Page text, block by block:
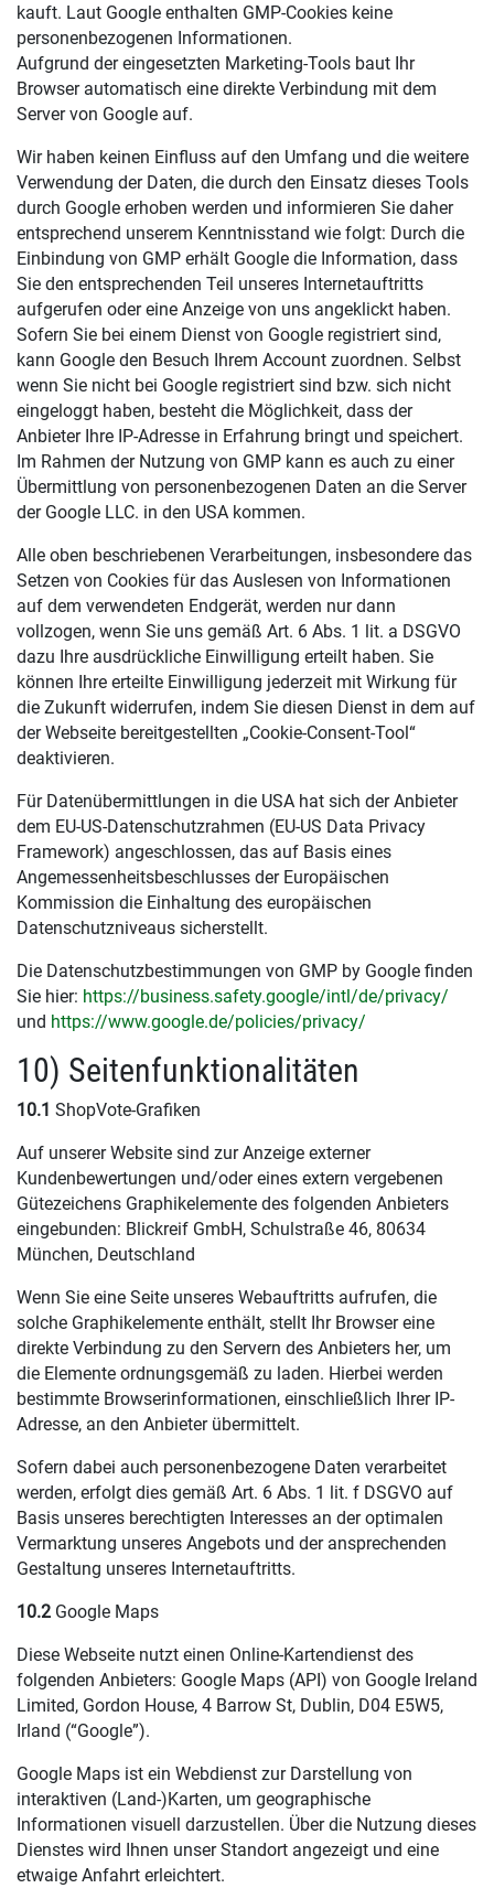
kauft. Laut Google enthalten GMP-Cookies keine
personenbezogenen Informationen.
Aufgrund der eingesetzten Marketing-Tools baut Ihr
Browser automatisch eine direkte Verbindung mit dem
Server von Google auf.
Wir haben keinen Einfluss auf den Umfang und die weitere
Verwendung der Daten, die durch den Einsatz dieses Tools
durch Google erhoben werden und informieren Sie daher
entsprechend unserem Kenntnisstand wie folgt: Durch die
Einbindung von GMP erhält Google die Information, dass
Sie den entsprechenden Teil unseres Internetauftritts
aufgerufen oder eine Anzeige von uns angeklickt haben.
Sofern Sie bei einem Dienst von Google registriert sind,
kann Google den Besuch Ihrem Account zuordnen. Selbst
wenn Sie nicht bei Google registriert sind bzw. sich nicht
eingeloggt haben, besteht die Möglichkeit, dass der
Anbieter Ihre IP-Adresse in Erfahrung bringt und speichert.
Im Rahmen der Nutzung von GMP kann es auch zu einer
Übermittlung von personenbezogenen Daten an die Server
der Google LLC. in den USA kommen.
Alle oben beschriebenen Verarbeitungen, insbesondere das
Setzen von Cookies für das Auslesen von Informationen
auf dem verwendeten Endgerät, werden nur dann
vollzogen, wenn Sie uns gemäß Art. 6 Abs. 1 lit. a DSGVO
dazu Ihre ausdrückliche Einwilligung erteilt haben. Sie
können Ihre erteilte Einwilligung jederzeit mit Wirkung für
die Zukunft widerrufen, indem Sie diesen Dienst in dem auf
der Webseite bereitgestellten „Cookie-Consent-Tool“
deaktivieren.
Für Datenübermittlungen in die USA hat sich der Anbieter
dem EU-US-Datenschutzrahmen (EU-US Data Privacy
Framework) angeschlossen, das auf Basis eines
Angemessenheitsbeschlusses der Europäischen
Kommission die Einhaltung des europäischen
Datenschutzniveaus sicherstellt.
Die Datenschutzbestimmungen von GMP by Google finden
Sie hier: https://business.safety.google/intl /de/privacy/
und https://www.google.de/policies/privacy/
10) Seitenfunktionalitäten
10.1 ShopVote-Grafiken
Auf unserer Website sind zur Anzeige externer
Kundenbewertungen und/oder eines extern vergebenen
Gütezeichens Graphikelemente des folgenden Anbieters
eingebunden: Blickreif GmbH, Schulstraße 46, 80634
München, Deutschland
Wenn Sie eine Seite unseres Webauftritts aufrufen, die
solche Graphikelemente enthält, stellt Ihr Browser eine
direkte Verbindung zu den Servern des Anbieters her, um
die Elemente ordnungsgemäß zu laden. Hierbei werden
bestimmte Browserinformationen, einschließlich Ihrer IP-
Adresse, an den Anbieter übermittelt.
Sofern dabei auch personenbezogene Daten verarbeitet
werden, erfolgt dies gemäß Art. 6 Abs. 1 lit. f DSGVO auf
Basis unseres berechtigten Interesses an der optimalen
Vermarktung unseres Angebots und der ansprechenden
Gestaltung unseres Internetauftritts.
10.2 Google Maps
Diese Webseite nutzt einen Online-Kartendienst des
folgenden Anbieters: Google Maps (API) von Google Ireland
Limited, Gordon House, 4 Barrow St, Dublin, D04 E5W5,
Irland (“Google”).
Google Maps ist ein Webdienst zur Darstellung von
interaktiven (Land-)Karten, um geographische
Informationen visuell darzustellen. Über die Nutzung dieses
Dienstes wird Ihnen unser Standort angezeigt und eine
etwaige Anfahrt erleichtert.